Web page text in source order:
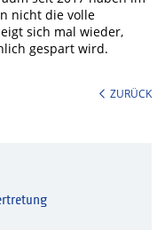
nicht die volle
sich mal wieder,
gespart wird.
ZURÜCK